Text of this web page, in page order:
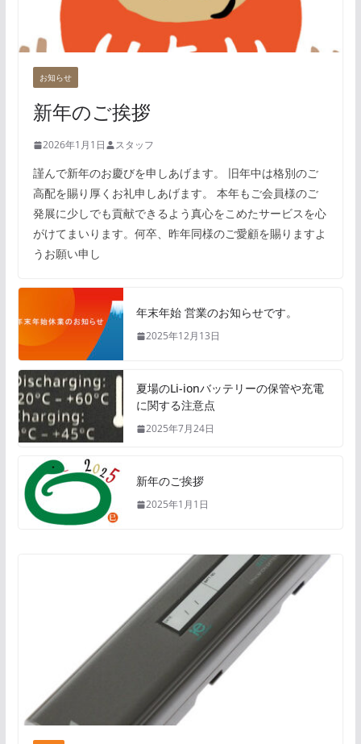
お知らせ
新年のご挨拶
2026年1月1日 スタッフ
謹んで新年のお慶びを申しあげます。 旧年中は格別のご
高配を賜り厚くお礼申しあげます。 本年もご会員様のご
発展に少しでも貢献できるよう真心をこめたサービスを心
がけてまいります。何卒、昨年同様のご愛顧を賜りますよ
うお願い申し
年末年始 営業のお知らせです。
2025年12月13日
夏場のLi-ionバッテリーの保管や充電
に関する注意点
2025年7月24日
新年のご挨拶
2025年1月1日